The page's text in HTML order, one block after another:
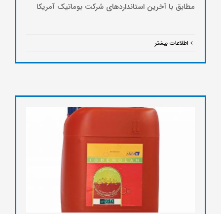
مطابق با آخرین استانداردهای شرکت بوماتیک آمریکا
اطلاعات بیشتر